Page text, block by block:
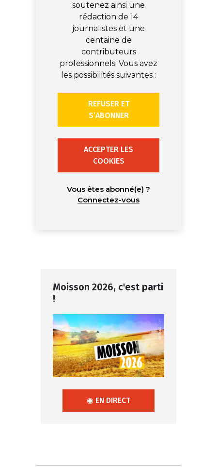
soutenez ainsi une
rédaction de 14
journalistes et une
centaine de
contributeurs
professionnels. Vous avez
les possibilités suivantes :
REFUSER ET
S’ABONNER
ACCEPTER LES
COOKIES
Vous êtes abonné(e) ?
Connectez-vous
Moisson 2026, c'est parti
!
◉ EN DIRECT